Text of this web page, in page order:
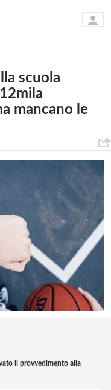
scuola
mancano le
il provvedimento alla